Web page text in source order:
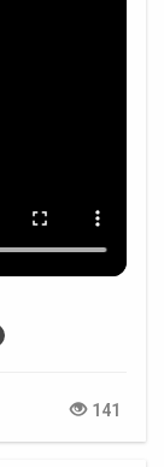
141